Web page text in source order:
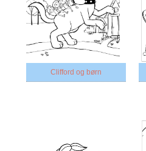
Clifford og børn